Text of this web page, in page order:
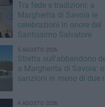
Tra fede e tradizioni: a
Margherita di Savoia le
celebrazioni in onore del
Santissimo Salvatore
5 AGOSTO 2026
Stretta sull'abbandono
a Margherita di Savoia:
sanzioni in meno di due
4 AGOSTO 2026